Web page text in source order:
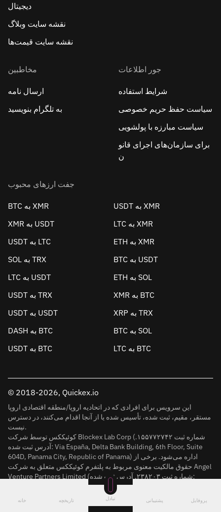
دیجیتال
نقشه سایت وبلاگ
نقشه سایت قیمت‌ها
مخاطبین
ارسال نامه
به تلگرام بنویسید
جور اطلاعات
شرایط استفاده
سیاست حفظ حریم خصوصی
سیاست مبارزه با پولشویی
برای سازمان‌های اجرای قانو
ن
جفت ارزهای محبوب
BTC به XMR
USDT به XMR
XMR به USDT
LTC به XMR
USDT به LTC
ETH به XMR
SOL به TRX
BTC به USDT
LTC به USDT
ETH به SOL
USDT به TRX
XMR به BTC
USDT به USDT
XRP به TRX
DASH به BTC
BTC به SOL
USDT به BTC
LTC به BTC
© 2018-2026, Quickex.io
این سرویس برای افرادی که در اتحادیه اروپا/منطقه اقتصادی اروپا
مستقر، مقیم، ثبت شده، تأسیس شده یا از آنجا اقدام می‌کنند، در دسترس
نیست.
کوئیککس توسط شرکت Blockex Lab Corp (شماره ثبت ۱۵۵۷۷۲۷۴۲.
آدرس ثبت شده: Via España, Delta Bank Building, 6th Floor, Suite
604D, Panama City, Republic of Panama) اداره می‌شود. برخی از
حقوق مالکیت معنوی مربوط به پلتفرم کوئیککس متعلق به شرکت Angel
Venture Partners Limited (شماره ثبت ۲۳۸۲۰۳. آدرس ثبت شده:
House Of Francis, Room 303, Ile Du Port, Mahe) است. آدرس ثبت
خانه تاریخچه تبادل پشتیبانی پروفایل